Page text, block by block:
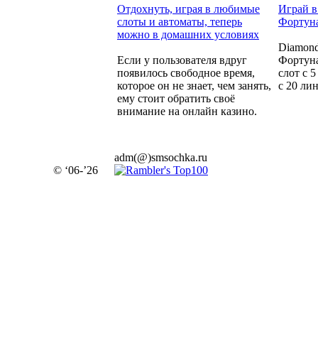
Отдохнуть, играя в любимые
слоты и автоматы, теперь
можно в домашних условиях
Если у пользователя вдруг
появилось свободное время,
которое он не знает, чем занять,
ему стоит обратить своё
внимание на онлайн казино.
Играй
слот с
с 20
© ‘06-’26
adm(@)smsochka.ru